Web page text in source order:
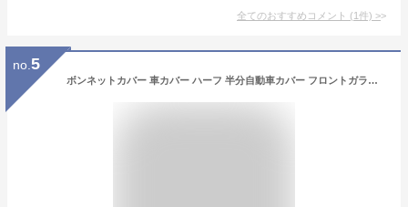
全てのおすすめコメント (1件) >
no. 5
ボンネットカバー 車カバー ハーフ 半分自動車カバー フロントガラスカバー ボンネット保護カバー 自動車ボンネットカバー 裏起毛タイプ フロント ヘッドライト劣化 日焼け防止 防塵防雪防水防紫外線 四季対応 (ミニバン車用MH-Lサイズ)